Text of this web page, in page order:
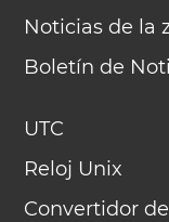
Noticias de la
Boletín de
UTC
Reloj Unix
Convertidor